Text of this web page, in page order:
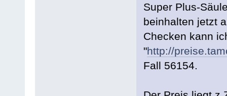
Super Plus-
beinhalten jetzt
Checken kann
"http://
Fall 56154.